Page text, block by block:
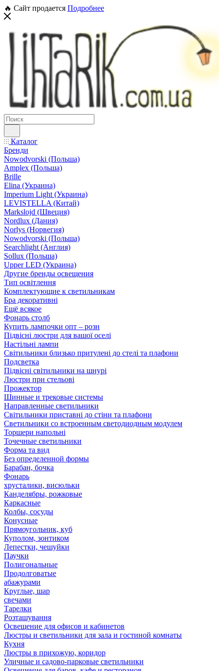
🔥 Сайт продается Подробнее
Каталог
Бренди
Nowodvorski (Польша)
Amplex (Польша)
Brille
Elina (Украина)
Imperium Light (Украина)
LEVISTELLA (Китай)
Markslojd (Швеция)
Nordlux (Дания)
Norlys (Норвегия)
Nowodvorski (Польша)
Searchlight (Англия)
Sollux (Польша)
Upper LED (Украина)
Другие бренды освещения
Тип освітлення
Комплектующие к светильникам
Бра декоративні
Ещё всякое
Фонарь столб
Купить лампочки опт – розн
Підвісні люстри для вашої оселі
Настільні лампи
Світильники близько притулені до стелі та плафони
Подсветка
Підвісні світильники на шнурі
Люстри при стельові
Прожектор
Шинные и трековые системы
Направленные светильники
Світильники приставні до стіни та плафони
Светильники со встроенным светодиодным модулем
Торшери напольні
Точечные светильники
Форма та вид
Без определенной формы
Барабан, бочка
Фонарь
хрусталики, висюльки
Канделябры, рожковые
Каркасные
Колбы, сосуды
Конусные
Прямоугольник, куб
Куполом, зонтиком
Лепестки, чешуйки
Паучки
Полигональные
Продолговатые
абажурами
Круглые, шар
свечами
Тарелки
Розташування
Освещение для офисов и кабинетов
Люстры и светильники для зала и гостиной комнаты
Кухня
Люстры в прихожую, коридор
Уличные и садово-парковые светильники